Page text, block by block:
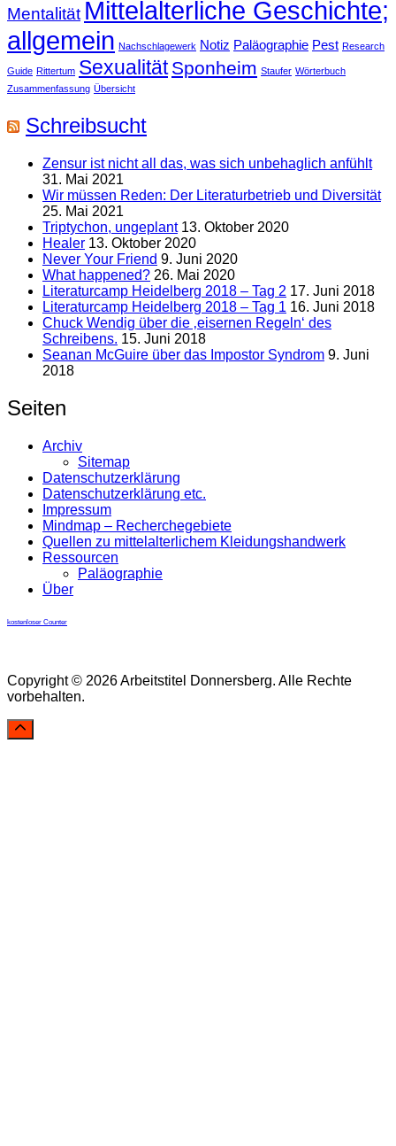
Mentalität Mittelalterliche Geschichte;
allgemein Nachschlagewerk Notiz Paläographie Pest Research
Guide Rittertum Sexualität Sponheim Staufer Wörterbuch
Zusammenfassung Übersicht
Schreibsucht
Zensur ist nicht all das, was sich unbehaglich anfühlt
31. Mai 2021
Wir müssen Reden: Der Literaturbetrieb und Diversität
25. Mai 2021
Triptychon, ungeplant 13. Oktober 2020
Healer 13. Oktober 2020
Never Your Friend 9. Juni 2020
What happened? 26. Mai 2020
Literaturcamp Heidelberg 2018 – Tag 2 17. Juni 2018
Literaturcamp Heidelberg 2018 – Tag 1 16. Juni 2018
Chuck Wendig über die ‚eisernen Regeln‘ des
Schreibens. 15. Juni 2018
Seanan McGuire über das Impostor Syndrom 9. Juni
2018
Seiten
Archiv
Sitemap
Datenschutzerklärung
Datenschutzerklärung etc.
Impressum
Mindmap – Recherchegebiete
Quellen zu mittelalterlichem Kleidungshandwerk
Ressourcen
Paläographie
Über
kostenloser Counter
Copyright © 2026 Arbeitstitel Donnersberg. Alle Rechte
vorbehalten.